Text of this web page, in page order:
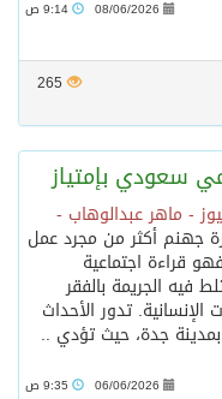
08/06/2026
265
سعودي بإمتياز
- ماهر عبدالوهاب -
جهنم أكثر من مجرد عمل
قراءة اجتماعية
فيه الجريمة بالفقر
الإنسانية. تدور الأحداث
جدة، حيث تؤدي ..
06/06/2026